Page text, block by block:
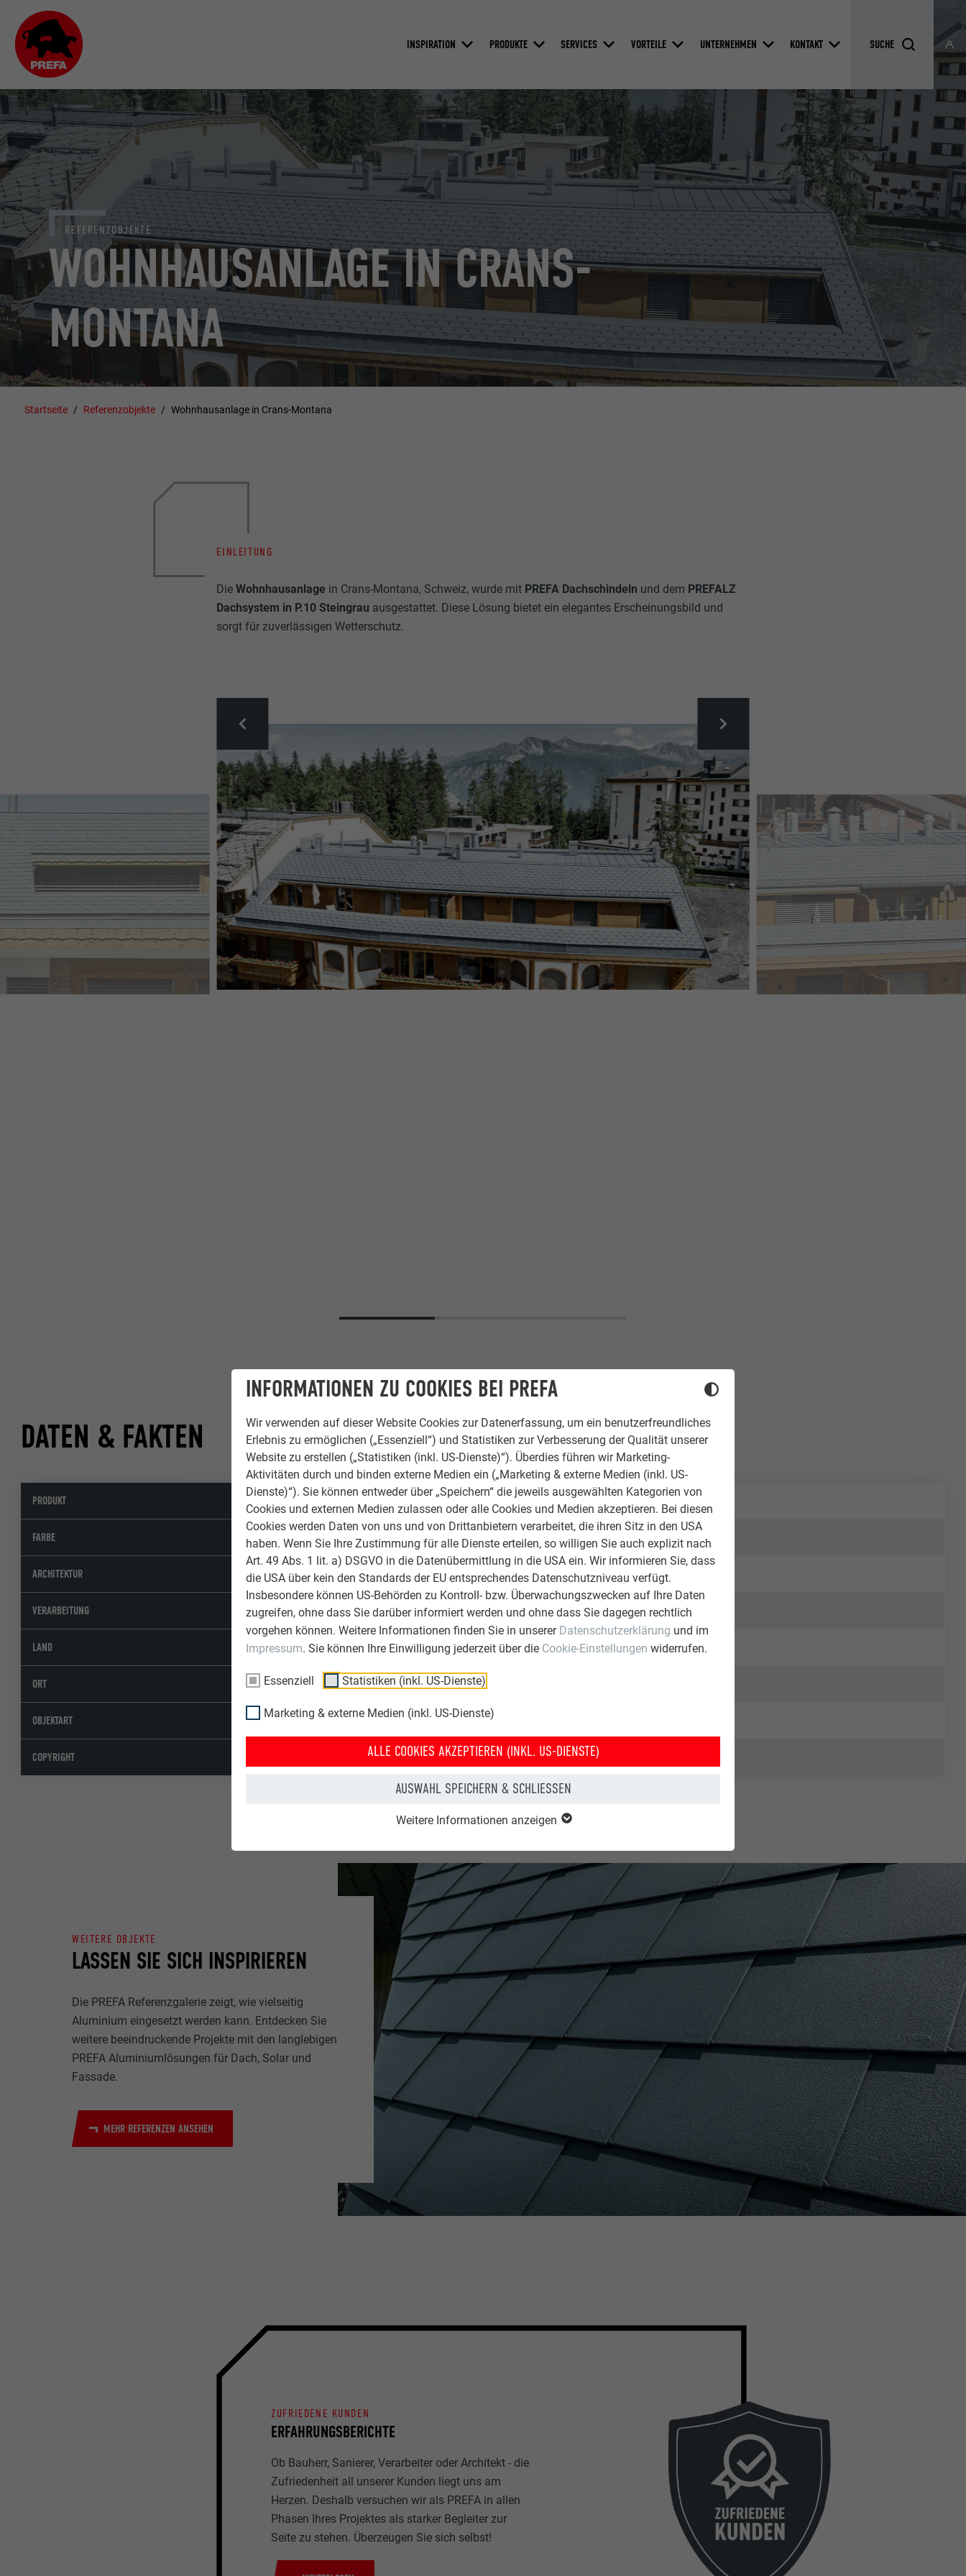
INFORMATIONEN ZU COOKIES BEI PREFA
Wir verwenden auf dieser Website Cookies zur Datenerfassung, um ein benutzerfreundliches
Erlebnis zu ermöglichen („Essenziell“) und Statistiken zur Verbesserung der Qualität unserer
Website zu erstellen („Statistiken (inkl. US-Dienste)“). Überdies führen wir Marketing-
Aktivitäten durch und binden externe Medien ein („Marketing & externe Medien (inkl. US-
Dienste)“). Sie können entweder über „Speichern“ die jeweils ausgewählten Kategorien von
Cookies und externen Medien zulassen oder alle Cookies und Medien akzeptieren. Bei diesen
Cookies werden Daten von uns und von Drittanbietern verarbeitet, die ihren Sitz in den USA
haben. Wenn Sie Ihre Zustimmung für alle Dienste erteilen, so willigen Sie auch explizit nach
Art. 49 Abs. 1 lit. a) DSGVO in die Datenübermittlung in die USA ein. Wir informieren Sie, dass
die USA über kein den Standards der EU entsprechendes Datenschutzniveau verfügt.
Insbesondere können US-Behörden zu Kontroll- bzw. Überwachungszwecken auf Ihre Daten
zugreifen, ohne dass Sie darüber informiert werden und ohne dass Sie dagegen rechtlich
vorgehen können. Weitere Informationen finden Sie in unserer Datenschutzerklärung und im
Impressum. Sie können Ihre Einwilligung jederzeit über die Cookie-Einstellungen widerrufen.
Essenziell Statistiken (inkl. US-Dienste)
Marketing & externe Medien (inkl. US-Dienste)
ALLE COOKIES AKZEPTIEREN (INKL. US-DIENSTE)
AUSWAHL SPEICHERN & SCHLIESSEN
Weitere Informationen anzeigen
INSPIRATION PRODUKTE SERVICES VORTEILE UNTERNEHMEN KONTAKT
WOHNHAUSANLAGE IN CRANS-
MONTANA
REFERENZOBJEKTE
Startseite Referenzobjekte Wohnhausanlage in Crans-Montana
EINLEITUNG
DieWohnhausanlage in Crans-Montana, Schweiz, wurde mit PREFA Dachschindeln und dem PREFALZ
Dachsystem in P.10 Steingrau ausgestattet. Diese Lösung bietet ein elegantes Erscheinungsbild und
sorgt für zuverlässigen Wetterschutz.
DATEN & FAKTEN
PRODUKT Dachschindel PREFALZ Dach
FARBE 43 P.10 Steingrau
ARCHITEKTUR R. & C. Barras Architectes SA
VERARBEITUNG Eddy Buchard SA
LAND Schweiz
ORT Crans-Montana
OBJEKTART Wohnanlagen & Mehrfamilienhäuser
COPYRIGHT © PREFA | Croce & Wir
LASSEN SIE SICH INSPIRIEREN
WEITERE OBJEKTE
Die PREFA Referenzgalerie zeigt, wie vielseitig
Aluminium eingesetzt werden kann. Entdecken Sie
weitere beeindruckende Projekte mit den langlebigen
PREFA Aluminiumlösungen für Dach, Solar und
Fassade.
MEHR REFERENZEN ANSEHEN
ERFAHRUNGSBERICHTE
ZUFRIEDENE KUNDEN
Ob Bauherr, Sanierer, Verarbeiter oder Architekt - die
Zufriedenheit all unserer Kunden liegt uns am
Herzen. Deshalb versuchen wir als PREFA in allen
Phasen Ihres Projektes als starker Begleiter zur
Seite zu stehen. Überzeugen Sie sich selbst!